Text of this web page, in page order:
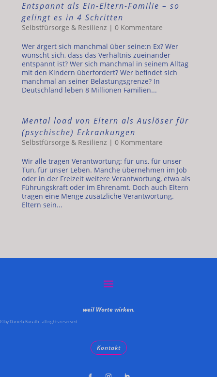
Entspannt als Ein-Eltern-Familie – so
gelingt es in 4 Schritten
Selbstfürsorge & Resilienz | 0 Kommentare
Wer ärgert sich manchmal über seine:n Ex? Wer
wünscht sich, dass das Verhältnis zueinander
entspannt ist? Wer sich manchmal in seinem Alltag
mit den Kindern überfordert? Wer befindet sich
manchmal an seiner Belastungsgrenze? In
Deutschland leben 8 Millionen Familien...
Mental load von Eltern als Auslöser für
(psychische) Erkrankungen
Selbstfürsorge & Resilienz | 0 Kommentare
Wir alle tragen Verantwortung: für uns, für unser
Tun, für unser Leben. Manche übernehmen im Job
oder in der Freizeit weitere Verantwortung, etwa als
Führungskraft oder im Ehrenamt. Doch auch Eltern
tragen eine Menge zusätzliche Verantwortung.
Eltern sein...
weil Worte wirken.
© by Daniela Kunath - all rights reserved
Kontakt